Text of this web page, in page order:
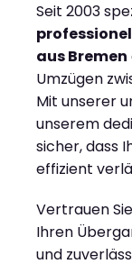
Seit 2003
aus Bremen
Umzügen
Mit unserer
unserem
sicher, dass
effizient
Vertrauen
Ihren
und